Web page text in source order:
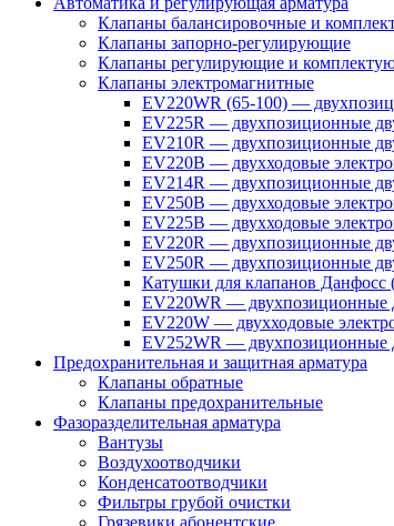
Клапаны балансировочные и
Клапаны запорно-регулирующие
Клапаны регулирующие и
Клапаны электромагнитные
EV220WR (65-100) —
EV225R — двухпозиционные
EV210R — двухпозиционные
EV220B — двухходовые
EV214R — двухпозиционные
EV250B — двухходовые
EV225B — двухходовые
EV220R — двухпозиционные
EV250R — двухпозиционные
Катушки для клапанов Данфосс
EV220WR — двухпозиционные
EV220W — двухходовые
EV252WR — двухпозиционные
Предохранительная и защитная арматура
Клапаны обратные
Клапаны предохранительные
Фазоразделительная арматура
Вантузы
Воздухоотводчики
Конденсатоотводчики
Фильтры грубой очистки
Грязевики абонентские